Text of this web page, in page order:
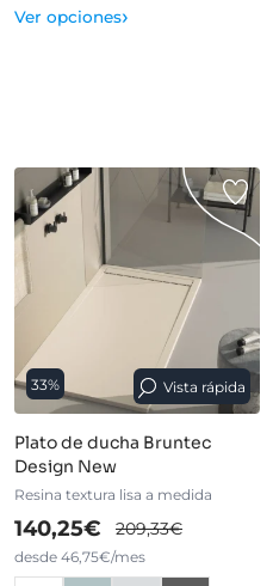
Ver opciones›
33% Vista rápida
Plato de ducha Bruntec
Design New
Resina textura lisa a medida
140,25€ 209,33€
desde 46,75€/mes